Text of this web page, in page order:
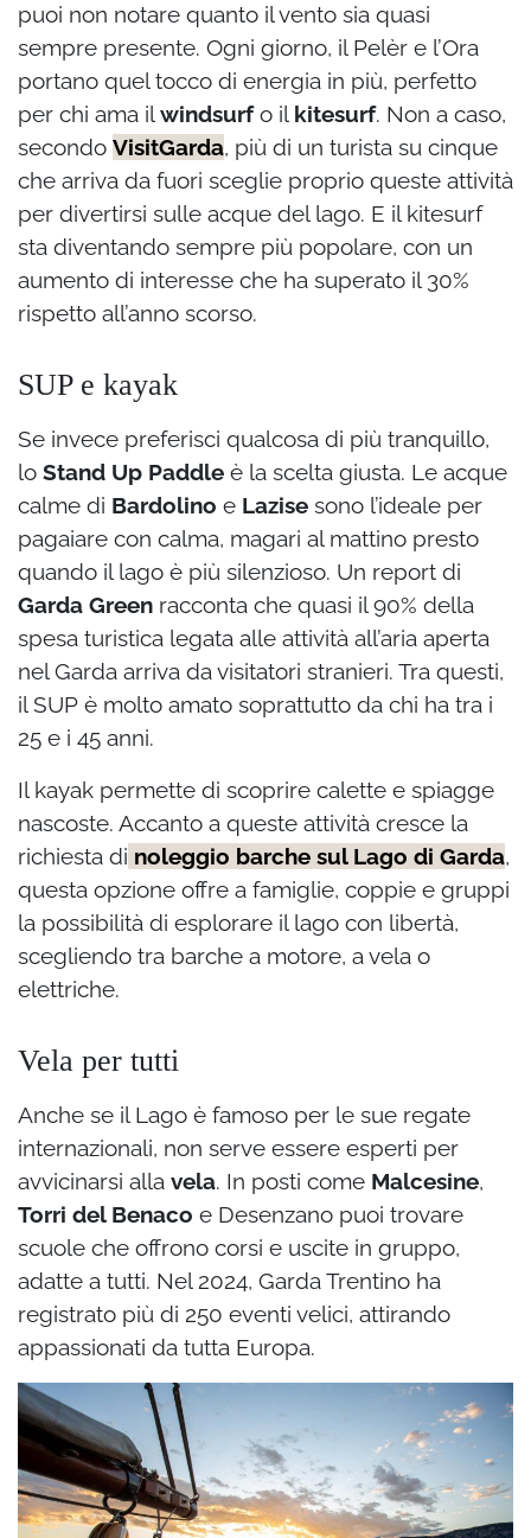
puoi non notare quanto il vento sia quasi
sempre presente. Ogni giorno, il Pelèr e l’Ora
portano quel tocco di energia in più, perfetto
per chi ama ilwindsurfo il kitesurf. Non a caso,
secondo VisitGarda, più di un turista su cinque
che arriva da fuori sceglie proprio queste attività
per divertirsi sulle acque del lago. E il kitesurf
sta diventando sempre più popolare, con un
aumento di interesse che ha superato il 30%
rispetto all’anno scorso.
SUP e kayak
Se invece preferisci qualcosa di più tranquillo,
lo Stand Up Paddle è la scelta giusta. Le acque
calme di Bardolino e Lazise sono l’ideale per
pagaiare con calma, magari al mattino presto
quando il lago è più silenzioso. Un report di
Garda Green racconta che quasi il 90% della
spesa turistica legata alle attività all’aria aperta
nel Garda arriva da visitatori stranieri. Tra questi,
il SUP è molto amato soprattutto da chi ha tra i
25 e i 45 anni.
Il kayak permette di scoprire calette e spiagge
nascoste. Accanto a queste attività cresce la
richiesta di noleggio barche sul Lago di Garda,
questa opzione offre a famiglie, coppie e gruppi
la possibilità di esplorare il lago con libertà,
scegliendo tra barche a motore, a vela o
elettriche.
Vela per tutti
Anche se il Lago è famoso per le sue regate
internazionali, non serve essere esperti per
avvicinarsi alla vela. In posti come Malcesine,
Torri del Benaco e Desenzano puoi trovare
scuole che offrono corsi e uscite in gruppo,
adatte a tutti. Nel 2024, Garda Trentino ha
registrato più di 250 eventi velici, attirando
appassionati da tutta Europa.